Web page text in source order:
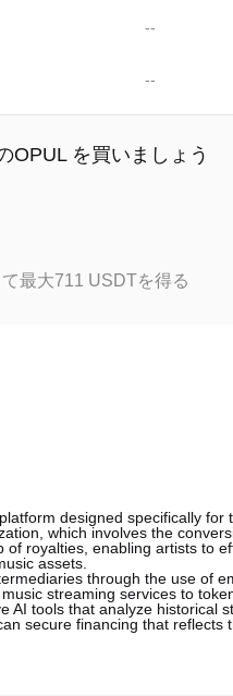
--
--
OPUL を買いましょう
最大711 USDTを得る
designed specifically
which involves the
royalties, enabling artists to
assets.
through the use of
streaming services to
AI tools that analyze
secure financing that reflects